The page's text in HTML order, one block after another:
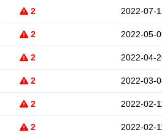
2 2022-07-
2 2022-05-
2 2022-04-
2 2022-03-
2 2022-02-
2 2022-02-